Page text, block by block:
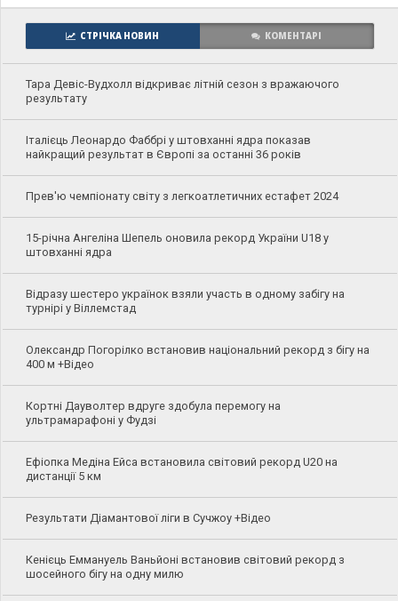
СТРІЧКА НОВИН КОМЕНТАРІ
Тара Девіс-Вудхолл відкриває літній сезон з вражаючого
результату
Італієць Леонардо Фаббрі у штовханні ядра показав
найкращий результат в Європі за останні 36 років
Прев'ю чемпіонату світу з легкоатлетичних естафет 2024
15-річна Ангеліна Шепель оновила рекорд України U18 у
штовханні ядра
Відразу шестеро українок взяли участь в одному забігу на
турнірі у Віллемстад
Олександр Погорілко встановив національний рекорд з бігу на
400 м +Відео
Кортні Дауволтер вдруге здобула перемогу на
ультрамарафоні у Фудзі
Ефіопка Медіна Ейса встановила світовий рекорд U20 на
дистанції 5 км
Результати Діамантової ліги в Сучжоу +Відео
Кенієць Еммануель Ваньйоні встановив світовий рекорд з
шосейного бігу на одну милю